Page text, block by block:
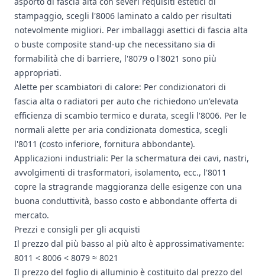
stampaggio, scegli l'8006 laminato a caldo per risultati
notevolmente migliori. Per imballaggi asettici di fascia alta
o buste composite stand-up che necessitano sia di
formabilità che di barriere, l'8079 o l'8021 sono più
appropriati.
Alette per scambiatori di calore: Per condizionatori di
fascia alta o radiatori per auto che richiedono un'elevata
efficienza di scambio termico e durata, scegli l'8006. Per le
normali alette per aria condizionata domestica, scegli
l'8011 (costo inferiore, fornitura abbondante).
Applicazioni industriali: Per la schermatura dei cavi, nastri,
avvolgimenti di trasformatori, isolamento, ecc., l'8011
copre la stragrande maggioranza delle esigenze con una
buona conduttività, basso costo e abbondante offerta di
mercato.
Prezzi e consigli per gli acquisti
Il prezzo dal più basso al più alto è approssimativamente:
8011 < 8006 < 8079 ≈ 8021
Il prezzo del foglio di alluminio è costituito dal prezzo del